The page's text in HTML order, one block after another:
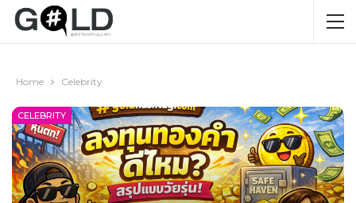
Home Celebrity
CELEBRITY